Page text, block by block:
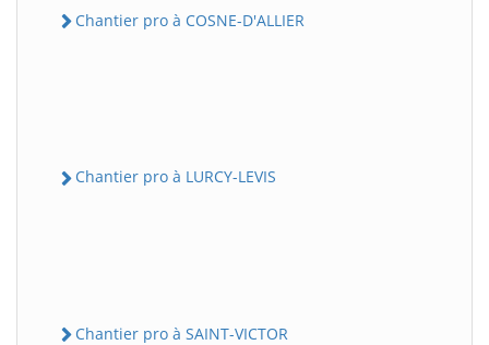
Chantier pro à COSNE-D'ALLIER
Chantier pro à LURCY-LEVIS
Chantier pro à SAINT-VICTOR